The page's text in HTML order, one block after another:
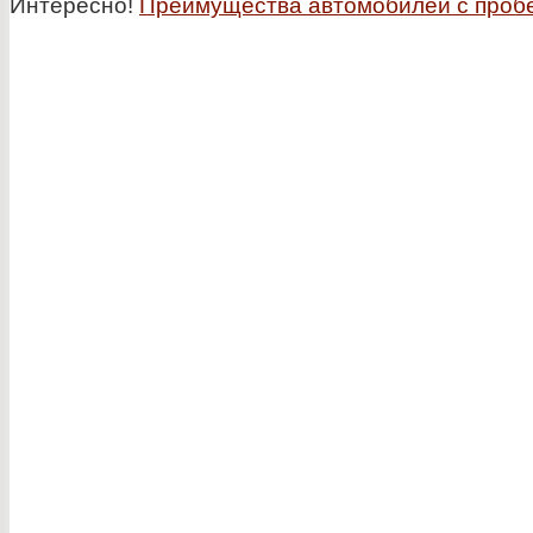
Интересно! Преимущества автомобилей с